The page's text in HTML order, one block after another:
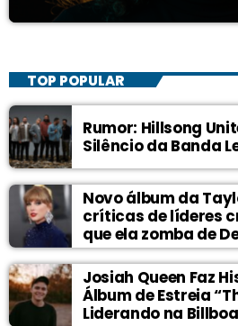
TOP POPULAR
Rumor: Hillsong
Silêncio da Banda
Novo álbum da
críticas de líderes
que ela zomba de
Josiah Queen Faz
Álbum de Estreia
Liderando na